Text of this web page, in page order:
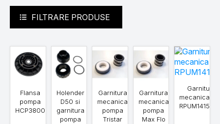
FILTRARE PRODUSE
Flansa
pompa
HCP3800
Holender
D50 si
garnitura
pompa
Garnitura
mecanica
pompa
Tristar
Garnitura
mecanica
pompa
Max Flo
Garnitura
mecanica